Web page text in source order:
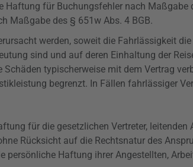
Haftung für Buchungsfehler nach Maßgabe
Maßgabe des § 651w Abs. 4 BGB.
werden, soweit die Fahrlässigkeit
sind und auf deren Einhaltung der
typischerweise mit dem Vertrag
begrenzt. In Fällen fahrlässiger
für die gesetzlichen Vertreter, leitenden
Rücksicht auf die Rechtsnatur des
Haftung ihrer Angestellten,